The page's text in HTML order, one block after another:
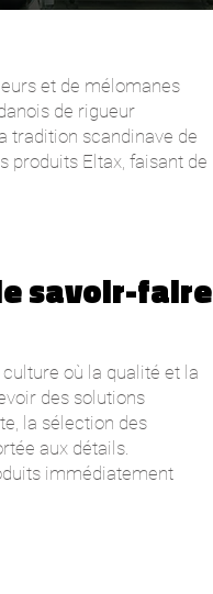
et de mélomanes
de rigueur
tradition scandinave de
produits Eltax, faisant de
savoir-faire
où la qualité et la
des solutions
la sélection des
aux détails.
immédiatement